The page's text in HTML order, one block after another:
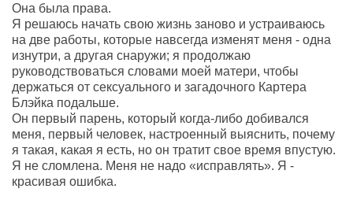
Она была права.
Я решаюсь начать свою жизнь заново и устраиваюсь
на две работы, которые навсегда изменят меня - одна
изнутри, а другая снаружи; я продолжаю
руководствоваться словами моей матери, чтобы
держаться от сексуального и загадочного Картера
Блэйка подальше.
Он первый парень, который когда-либо добивался
меня, первый человек, настроенный выяснить, почему
я такая, какая я есть, но он тратит свое время впустую.
Я не сломлена. Меня не надо «исправлять». Я -
красивая ошибка.